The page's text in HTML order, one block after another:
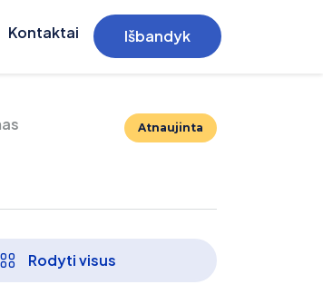
Kontaktai Išbandyk
Atnaujinta
Rodyti visus